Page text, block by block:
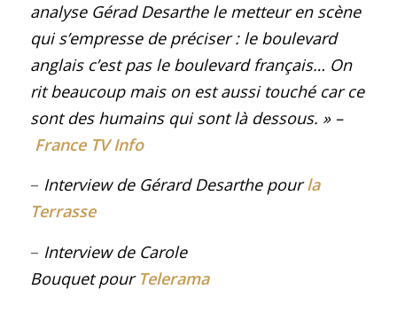
analyse Gérad Desarthe le metteur en scène
qui s’empresse de préciser : le boulevard
anglais c’est pas le boulevard français… On
rit beaucoup mais on est aussi touché car ce
sont des humains qui sont là dessous. » –
France TV Info
– Interview de Gérard Desarthe pour la
Terrasse
– Interview de Carole
Bouquetpour Telerama